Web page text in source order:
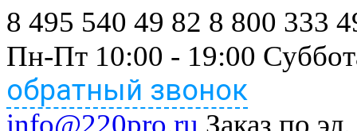
8 495 540 49 82 8 800 333
Пн-Пт 10:00 - 19:00
обратный звонок
info@220pro.ru Заказ по